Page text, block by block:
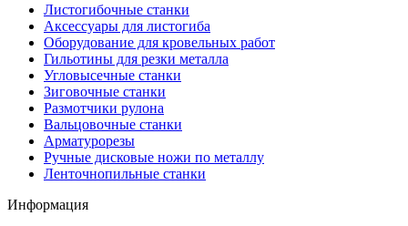
Листогибочные станки
Аксессуары для листогиба
Оборудование для кровельных работ
Гильотины для резки металла
Угловысечные станки
Зиговочные станки
Размотчики рулона
Вальцовочные станки
Арматурорезы
Ручные дисковые ножи по металлу
Ленточнопильные станки
Информация